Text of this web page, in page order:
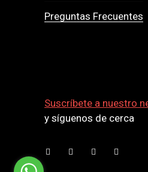
Preguntas Frecuentes
Suscríbete a nuestro
y síguenos de cerca